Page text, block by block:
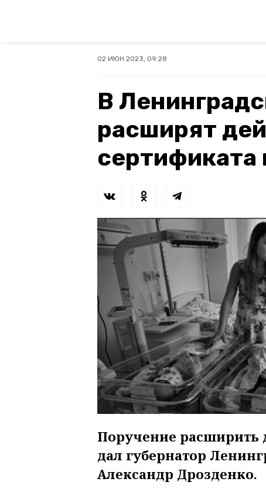
02 ИЮН 2023, 09:28
В
расширят
сертификата
Поручение расширить
дал губернатор
Александр Дрозденко.